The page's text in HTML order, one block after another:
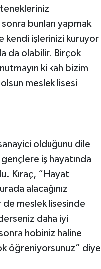
bunları yapmak
kendi işlerinizi kuruyor
da olabilir. Birçok
ki kah bizim
meslek lisesi
sanayici olduğunu dile
iş hayatında
Kıraç, “Hayat
alacağınız
de meslek lisesinde
daha iyi
hobiniz haline
öğreniyorsunuz” diye